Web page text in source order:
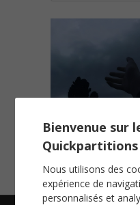
Idea 15
Piano solo
Voir
Bienvenue sur
Quickpartitions
Nous utilisons des
expérience de
personnalisés et